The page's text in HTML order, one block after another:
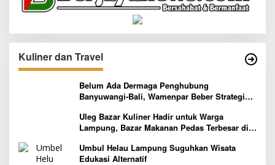
Kuliner dan Travel
Belum Ada Dermaga Penghubung
Banyuwangi-Bali, Wamenpar Beber Strategi
Uleg Bazar Kuliner Hadir untuk Warga
Lampung, Bazar Makanan Pedas Terbesar di
Umbul Helau Lampung Suguhkan Wisata
Edukasi Alternatif